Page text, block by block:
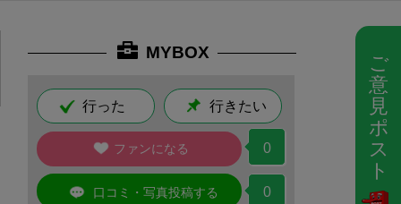
ご
意
見
ポ
ス
ト
MYBOX
行った 行きたい
ファンになる 0
口コミ・写真投稿する 0